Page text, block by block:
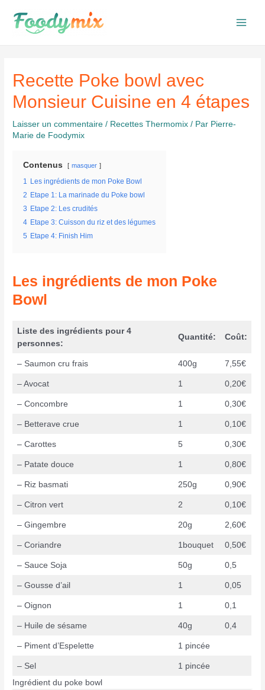
contenu
Recette Poke bowl avec
Monsieur Cuisine en 4 étapes
Laisser un commentaire / Recettes Thermomix / Par Pierre-
Marie de Foodymix
Contenus masquer
1 Les ingrédients de mon Poke Bowl
2 Etape 1: La marinade du Poke bowl
3 Etape 2: Les crudités
4 Etape 3: Cuisson du riz et des légumes
5 Etape 4: Finish Him
Les ingrédients de mon Poke
Bowl
Liste des ingrédients pour 4
personnes:
Quantité: Coût:
– Saumon cru frais 400g 7,55€
– Avocat 1 0,20€
– Concombre 1 0,30€
– Betterave crue 1 0,10€
– Carottes 5 0,30€
– Patate douce 1 0,80€
– Riz basmati 250g 0,90€
– Citron vert 2 0,10€
– Gingembre 20g 2,60€
– Coriandre 1bouquet 0,50€
– Sauce Soja 50g 0,5
– Gousse d’ail 1 0,05
– Oignon 1 0,1
– Huile de sésame 40g 0,4
– Piment d’Espelette 1 pincée
– Sel
1 pincée
Ingrédient du poke bowl